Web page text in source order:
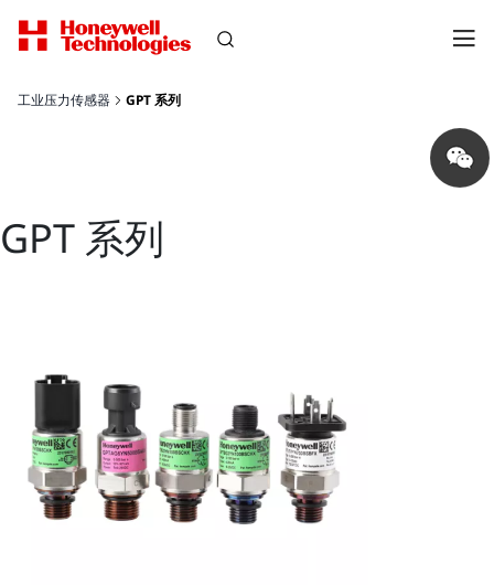
工业压力传感器 GPT 系列
Share
on
wechat
GPT 系列